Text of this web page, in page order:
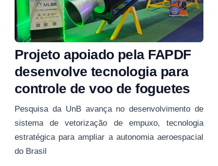
Projeto apoiado pela FAPDF
desenvolve tecnologia para
controle de voo de foguetes
Pesquisa da UnB avança no desenvolvimento de
sistema de vetorização de empuxo, tecnologia
estratégica para ampliar a autonomia aeroespacial
do Brasil